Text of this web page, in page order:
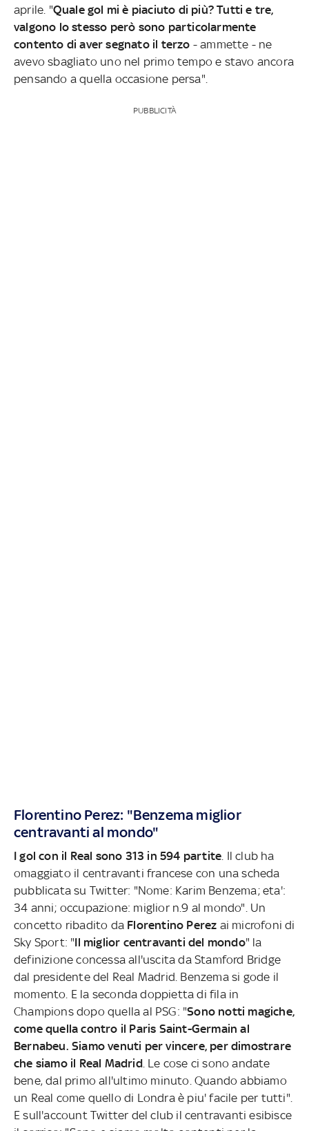
aprile. "Quale gol mi è piaciuto di più? Tutti e tre,
valgono lo stesso però sono particolarmente
contento di aver segnato il terzo - ammette - ne
avevo sbagliato uno nel primo tempo e stavo ancora
pensando a quella occasione persa".
PUBBLICITÀ
Florentino Perez: "Benzema miglior
centravanti al mondo"
I gol con il Real sono 313 in 594 partite . Il club ha
omaggiato il centravanti francese con una scheda
pubblicata su Twitter: "Nome: Karim Benzema; eta':
34 anni; occupazione: miglior n.9 al mondo". Un
concetto ribadito da Florentino Perez ai microfoni di
Sky Sport: "Il miglior centravanti del mondo" la
definizione concessa all'uscita da Stamford Bridge
dal presidente del Real Madrid. Benzema si gode il
momento. E la seconda doppietta di fila in
Champions dopo quella al PSG: "Sono notti magiche,
come quella contro il Paris Saint-Germain al
Bernabeu. Siamo venuti per vincere, per dimostrare
che siamo il Real Madrid. Le cose ci sono andate
bene, dal primo all'ultimo minuto. Quando abbiamo
un Real come quello di Londra è piu' facile per tutti".
E sull'account Twitter del club il centravanti esibisce